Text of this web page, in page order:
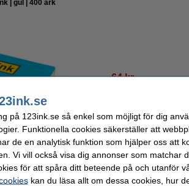
| gul | 400 ark
64 kr
Beställ nu så
Beställ
på 123ink.se så enkel som möjligt för dig
Funktionella cookies säkerställer att
de en analytisk funktion som hjälper oss att
Vi vill också visa dig annonser som matchar
för att spåra ditt beteende på och utanför
kan du läsa allt om dessa cookies, hur